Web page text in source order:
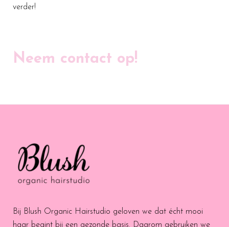
verder!
Neem contact op!
Bij Blush Organic Hairstudio geloven we dat écht mooi
haar begint bij een gezonde basis. Daarom gebruiken we